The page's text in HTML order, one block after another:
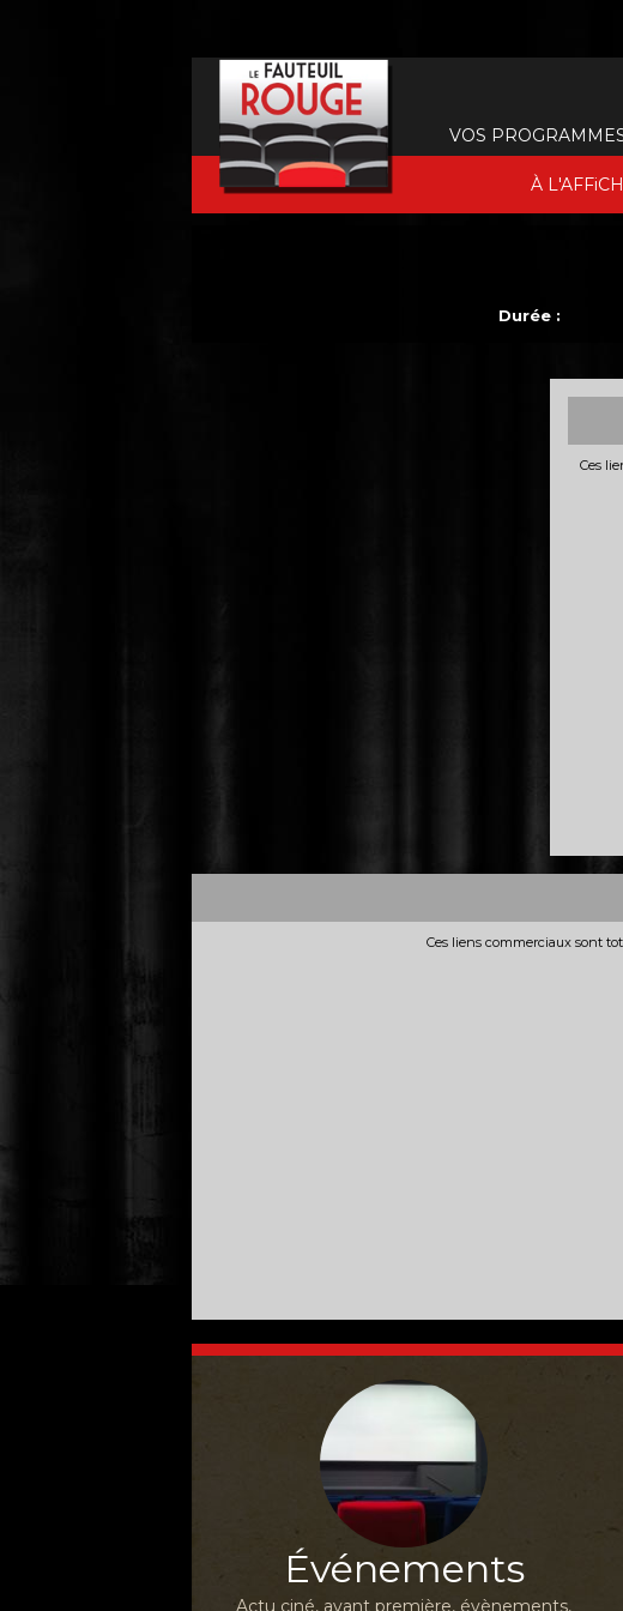
À
VOS
Durée :
Ces
Ces liens commerciaux sont
Événements
Actu ciné, avant première, évènements,